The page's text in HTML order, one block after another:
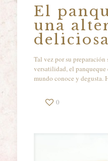
El
una
Tal vez por su
versatilidad, el
mundo conoce y degusta.
0